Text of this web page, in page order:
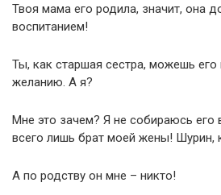
Твоя мама его родила, значит, она
воспитанием!
Ты, как старшая сестра, можешь
желанию. А я?
Мне это зачем? Я не собираюсь его
всего лишь брат моей жены! Шурин,
А по родству он мне – никто!